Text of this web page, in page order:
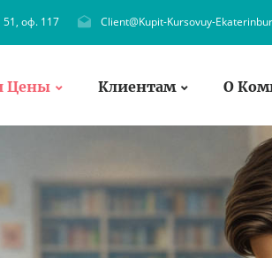
51, оф. 117 Client@Kupit-Kursovuy-
Цены Клиентам О